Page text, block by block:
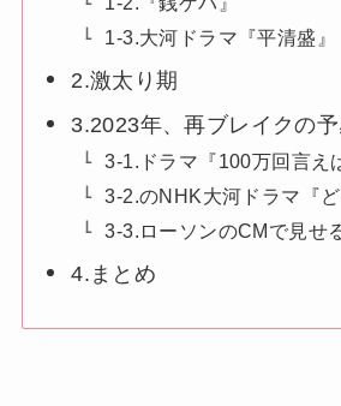
1-3.大河ドラマ『平清盛』
2.激太り期
3.2023年、再ブレイクの予
3-1.ドラマ『100万回言え
3-2.のNHK大河ドラマ『ど
3-3.ローソンのCMで見せ
4.まとめ